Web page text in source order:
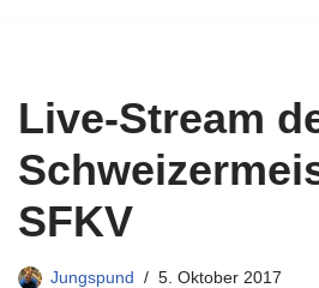
Live-Stream
SFKV
Jungspund 5. Oktober 2017